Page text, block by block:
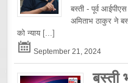
बस्ती - पूर्व
अमिताभ ठाकुर ने
को न्याय [...]
September 21, 2024
बस्ती